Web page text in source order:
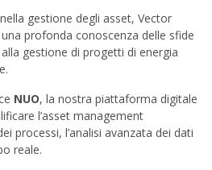
gestione degli asset, Vector
profonda conoscenza delle sfide
gestione di progetti di energia
NUO, la nostra piattaforma digitale
l’asset management
processi, l’analisi avanzata dei dati
reale.